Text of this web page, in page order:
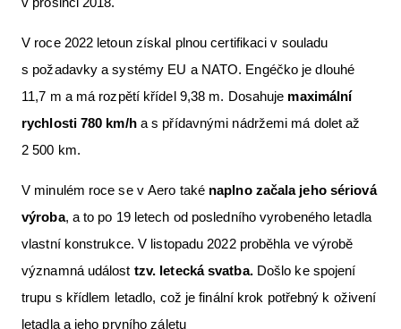
V roce 2022 letoun získal plnou certifikaci v souladu
s požadavky a systémy EU a NATO. Engéčko je dlouhé
11,7 m a má rozpětí křídel 9,38 m. Dosahuje maximální
rychlosti 780 km/ha s přídavnými nádržemi má dolet až
2 500 km.
V minulém roce se v Aero také naplno začala jeho sériová
výroba, a to po 19 letech od posledního vyrobeného letadla
vlastní konstrukce. V listopadu 2022 proběhla ve výrobě
významná událost tzv. letecká svatba.Došlo ke spojení
trupu s křídlem letadlo, což je finální krok potřebný k oživení
letadla a jeho prvního záletu